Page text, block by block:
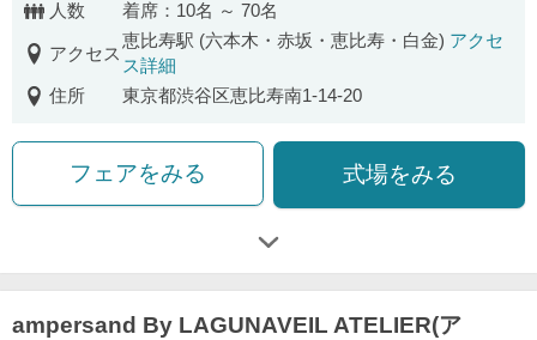
人数
着席：10名 ～ 70名
アクセス
恵比寿駅 (六本木・赤坂・恵比寿・白金) アクセ
ス詳細
住所
東京都渋谷区恵比寿南1-14-20
フェアをみる 式場をみる
ampersand By LAGUNAVEIL ATELIER(ア